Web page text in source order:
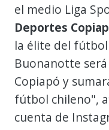
el medio Liga
Deportes
la élite del
Buonanotte
Copiapó y
fútbol chileno",
cuenta de